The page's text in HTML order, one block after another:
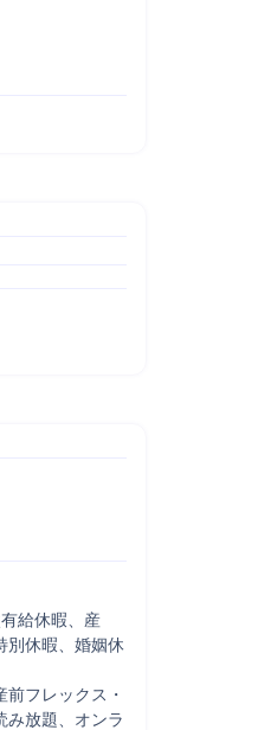
給休暇、産
別休暇、婚姻休
フレックス・
み放題、オンラ